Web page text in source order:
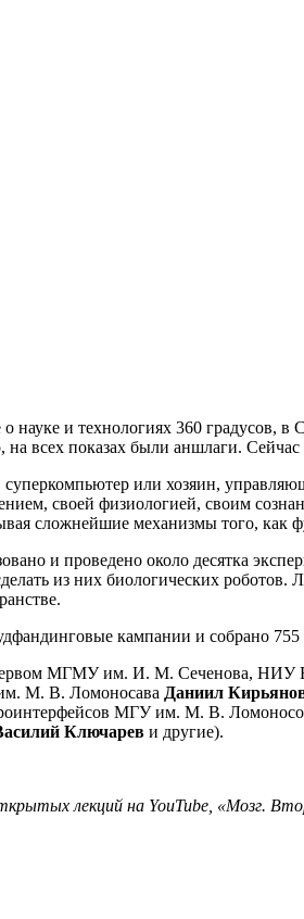
и технологиях 360 градусов, в
всех показах были аншлаги.
суперкомпьютер или хозяин,
своей физиологией, своим
сложнейшие механизмы того, как
и проведено около десятка
из них биологических
кампании и собрано
МГМУ им. И. М. Сеченова,
им. М. В. Ломоносава Даниил
МГУ им. М. В.
Ключарев и другие).
лекций на YouTube, «Мозг.